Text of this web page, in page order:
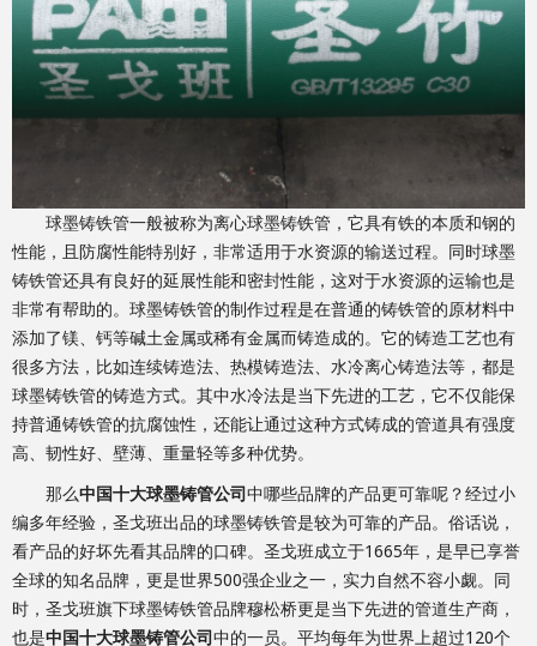
球墨铸铁管一般被称为离心球墨铸铁管，它具有铁的本质和钢的
性能，且防腐性能特别好，非常适用于水资源的输送过程。同时球墨
铸铁管还具有良好的延展性能和密封性能，这对于水资源的运输也是
非常有帮助的。球墨铸铁管的制作过程是在普通的铸铁管的原材料中
添加了镁、钙等碱土金属或稀有金属而铸造成的。它的铸造工艺也有
很多方法，比如连续铸造法、热模铸造法、水冷离心铸造法等，都是
球墨铸铁管的铸造方式。其中水冷法是当下先进的工艺，它不仅能保
持普通铸铁管的抗腐蚀性，还能让通过这种方式铸成的管道具有强度
高、韧性好、壁薄、重量轻等多种优势。
那么中国十大球墨铸管公司中哪些品牌的产品更可靠呢？经过小
编多年经验，圣戈班出品的球墨铸铁管是较为可靠的产品。俗话说，
看产品的好坏先看其品牌的口碑。圣戈班成立于1665年，是早已享誉
全球的知名品牌，更是世界500强企业之一，实力自然不容小觑。同
时，圣戈班旗下球墨铸铁管品牌穆松桥更是当下先进的管道生产商，
也是中国十大球墨铸管公司中的一员。平均每年为世界上超过120个